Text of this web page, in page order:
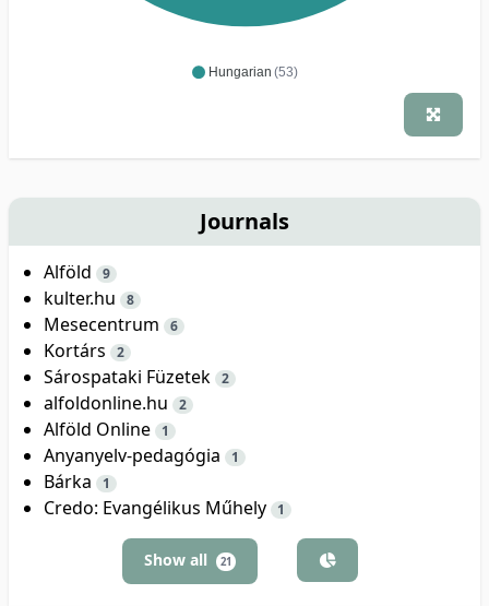
Hungarian (53)
Journals
Alföld 9
kulter.hu 8
Mesecentrum 6
Kortárs 2
Sárospataki Füzetek 2
alfoldonline.hu 2
Alföld Online 1
Anyanyelv-pedagógia 1
Bárka 1
Credo: Evangélikus Műhely 1
Show all 21